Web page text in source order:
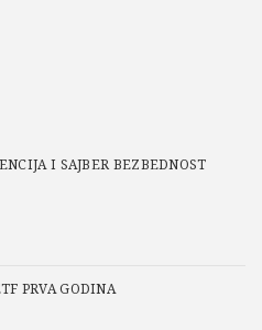
I SAJBER BEZBEDNOST
PRVA GODINA